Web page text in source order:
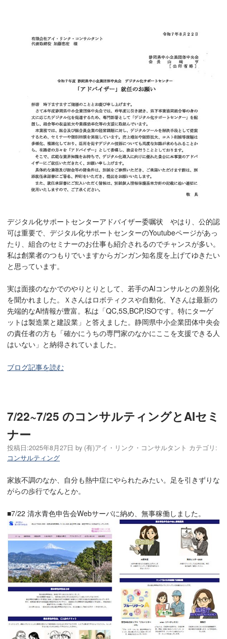
デジタル化サポートセンターアドバイザー委嘱状 やはり、公的認
可は重要で、デジタル化サポートセンターのYoutubeページがあっ
たり、組合のセミナーのお仕事も紹介されるのでチャンスが多い。
私は創業者のつもりでいますからガンガン知名度を上げてゆきたい
と思っています。
実は面接のなかでのやりとりとして、若手のAIコンサルとの差別化
を聞かれました。Ｘさんはロボティクスや自動化、Yさんは最新の
先端的なAI情報が豊富。私は「QC,5S,BCP,ISOです。特にターゲ
ットは製造業と建設業」と答えました。静岡県中小企業団体中央会
の責任者の方も「確かにうちの専門家のなかにここを支援できる人
はいない」と納得されていました。
ブログ記事を読む
7/22~7/25 のコンサルティングとAIセミ
ナー
投稿日:2025年8月27日 by (有)アイ・リンク・コンサルタント カテゴリ:
コンサルティング
家族不調のなか、自分も熱中症にやられたみたい。足を引きずりな
がらの歩行でなんとか。
■7/22 清水青色申告会Webサーバに納め、無事稼働しました。